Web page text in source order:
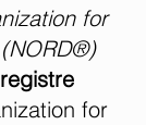
for
for